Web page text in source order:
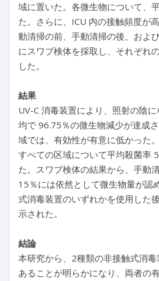
域に置いた。各微生物について、
た。さらに、ICU 内の接触頻度が
動清掃の前、手動清掃の後、およ
にスワブ検体を採取し、それぞれ
した。
結果
UV-C 消毒装置により、照射の陰
均で 96.75％の微生物減少が達成
域では、有効性が有意に低かった
すべての区域について平均殺菌率
た。スワブ検体の結果から、手動
15％には依然として微生物量が認
式消毒装置のいずれかを使用した
示された。
結論
本研究から、2種類の非接触式消
あることが明らかになり、両者の